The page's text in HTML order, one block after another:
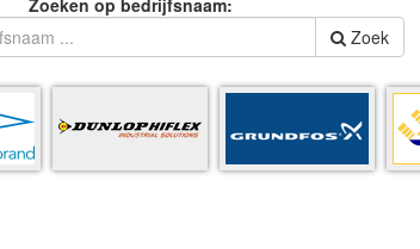
Zoeken op bedrijfsnaam:
Zoek